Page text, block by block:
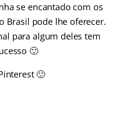
se encantado com os
Brasil pode lhe oferecer.
para algum deles tem
🙂
🙂